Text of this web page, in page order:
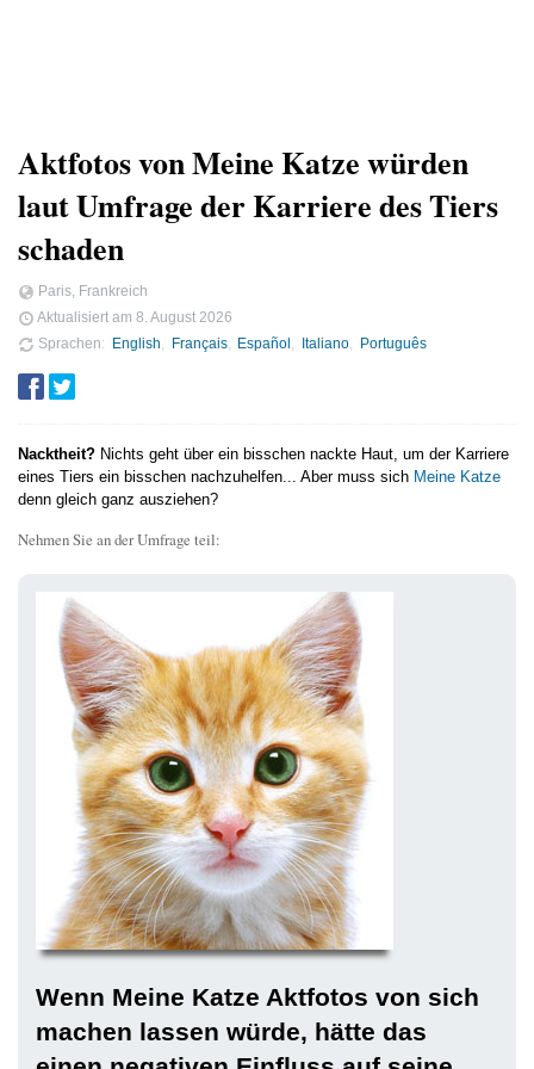
Aktfotos von Meine Katze würden
laut Umfrage der Karriere des Tiers
schaden
Paris, Frankreich
Aktualisiert am 8. August 2026
Sprachen
English Français Español Italiano Português
Nacktheit? Nichts geht über ein bisschen nackte Haut, um der Karriere
eines Tiers ein bisschen nachzuhelfen... Aber muss sich Meine Katze
denn gleich ganz ausziehen?
Nehmen Sie an der Umfrage teil:
Wenn Meine Katze Aktfotos von sich
machen lassen würde, hätte das